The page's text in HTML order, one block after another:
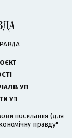
УП
УП
посилання (для
правду".